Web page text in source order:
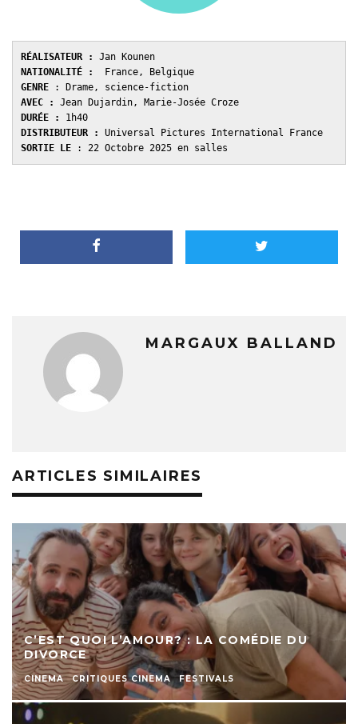
RÉALISATEUR :
Jan Kounen
NATIONALITÉ :
  France, Belgique
GENRE
: Drame, science-fiction
AVEC : Jean Dujardin, Marie-Josée Croze
DURÉE : 1h40
DISTRIBUTEUR :
Universal Pictures International France
SORTIE LE
: 22 Octobre 2025 en salles
MARGAUX BALLAND
ARTICLES SIMILAIRES
C’EST QUOI L’AMOUR? : LA COMÉDIE DU
DIVORCE
CINEMA CRITIQUES CINEMA FESTIVALS